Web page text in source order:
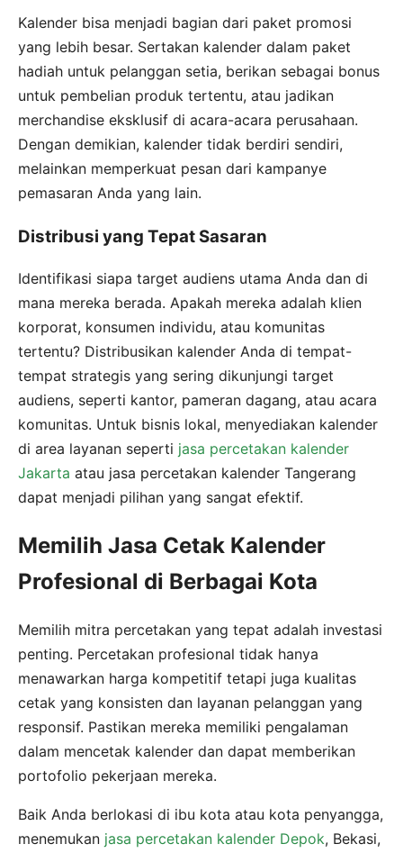
Kalender bisa menjadi bagian dari paket promosi
yang lebih besar. Sertakan kalender dalam paket
hadiah untuk pelanggan setia, berikan sebagai bonus
untuk pembelian produk tertentu, atau jadikan
merchandise eksklusif di acara-acara perusahaan.
Dengan demikian, kalender tidak berdiri sendiri,
melainkan memperkuat pesan dari kampanye
pemasaran Anda yang lain.
Distribusi yang Tepat Sasaran
Identifikasi siapa target audiens utama Anda dan di
mana mereka berada. Apakah mereka adalah klien
korporat, konsumen individu, atau komunitas
tertentu? Distribusikan kalender Anda di tempat-
tempat strategis yang sering dikunjungi target
audiens, seperti kantor, pameran dagang, atau acara
komunitas. Untuk bisnis lokal, menyediakan kalender
di area layanan seperti jasa percetakan kalender
Jakarta atau jasa percetakan kalender Tangerang
dapat menjadi pilihan yang sangat efektif.
Memilih Jasa Cetak Kalender
Profesional di Berbagai Kota
Memilih mitra percetakan yang tepat adalah investasi
penting. Percetakan profesional tidak hanya
menawarkan harga kompetitif tetapi juga kualitas
cetak yang konsisten dan layanan pelanggan yang
responsif. Pastikan mereka memiliki pengalaman
dalam mencetak kalender dan dapat memberikan
portofolio pekerjaan mereka.
Baik Anda berlokasi di ibu kota atau kota penyangga,
menemukan jasa percetakan kalender Depok, Bekasi,